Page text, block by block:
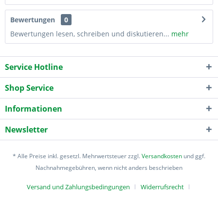
Bewertungen
0
Bewertungen lesen, schreiben und diskutieren... mehr
Service Hotline
Shop Service
Informationen
Newsletter
* Alle Preise inkl. gesetzl. Mehrwertsteuer zzgl.Versandkosten und ggf.
Nachnahmegebühren, wenn nicht anders beschrieben
Versand und Zahlungsbedingungen Widerrufsrecht